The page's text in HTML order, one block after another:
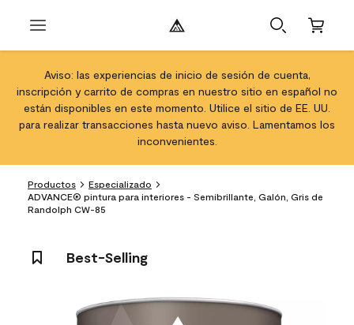
Aviso: las experiencias de inicio de sesión de cuenta,
inscripción y carrito de compras en nuestro sitio en español no
están disponibles en este momento. Utilice el sitio de EE. UU.
para realizar transacciones hasta nuevo aviso. Lamentamos los
inconvenientes.
Productos
Especializado
ADVANCE® pintura para interiores - Semibrillante, Galón, Gris de
Randolph CW-85
Best-Selling